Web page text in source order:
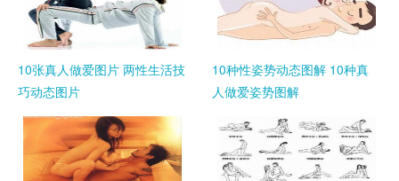
10张真人做爱图片 两性生活技
巧动态图片
10种性姿势动态图解 10种真
人做爱姿势图解